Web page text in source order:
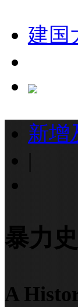
建国
新增
|
暴力史
A